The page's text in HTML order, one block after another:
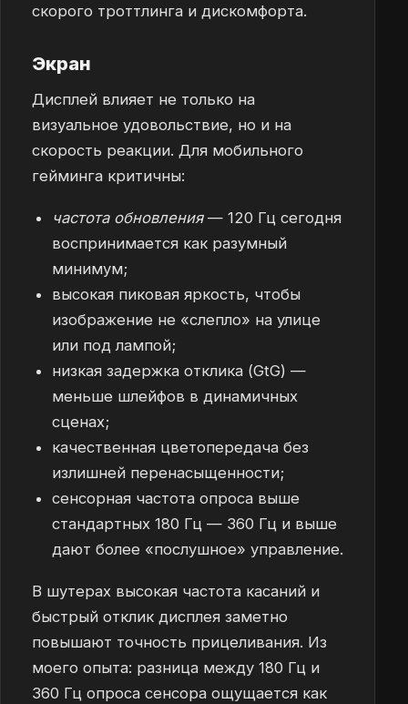
скорого троттлинга и дискомфорта.
Экран
Дисплей влияет не только на
визуальное удовольствие, но и на
скорость реакции. Для мобильного
гейминга критичны:
частота обновления— 120 Гц сегодня
воспринимается как разумный
минимум;
высокая пиковая яркость, чтобы
изображение не «слепло» на улице
или под лампой;
низкая задержка отклика (GtG) —
меньше шлейфов в динамичных
сценах;
качественная цветопередача без
излишней перенасыщенности;
сенсорная частота опроса выше
стандартных 180 Гц — 360 Гц и выше
дают более «послушное» управление.
В шутерах высокая частота касаний и
быстрый отклик дисплея заметно
повышают точность прицеливания. Из
моего опыта: разница между 180 Гц и
360 Гц опроса сенсора ощущается как